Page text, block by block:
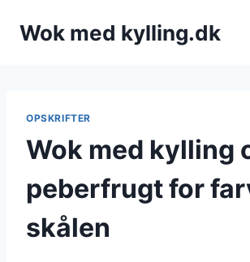
Wok med kylling.dk
OPSKRIFTER
Wok med kylling
peberfrugt for
skålen